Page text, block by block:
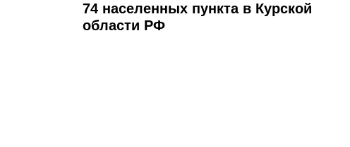
74 населенных пункта в Курской
области РФ